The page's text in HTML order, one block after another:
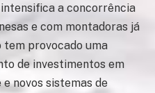
a concorrência
e com montadoras já
tem provocado uma
de investimentos em
novos sistemas de